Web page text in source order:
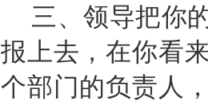
三、领导把你
报上去，在你看
个部门的负责人